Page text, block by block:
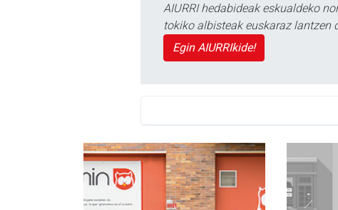
AIURRI hedabideak eskualdeko
tokiko albisteak euskaraz lantzen
Egin AIURRIkide!